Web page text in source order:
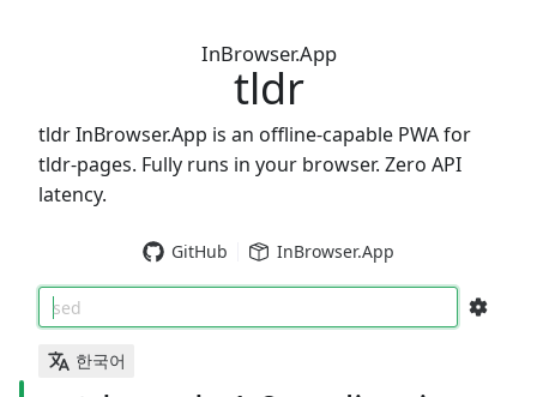
InBrowser.App
tldr
tldr InBrowser.App is an offline-capable PWA for
tldr-pages. Fully runs in your browser. Zero API
latency.
GitHub InBrowser.App
sed
한국어